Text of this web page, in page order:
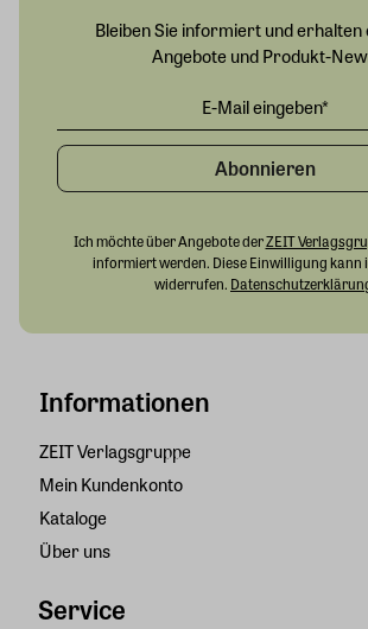
Informationen
ZEIT Verlagsgruppe
Mein Kundenkonto
Kataloge
Über uns
Service
Bleiben Sie informiert und erhalten
Angebote und Produkt-
Abonnieren
Ich möchte über Angebote derZEIT
informiert werden. Diese Einwilligung kann
widerrufen.